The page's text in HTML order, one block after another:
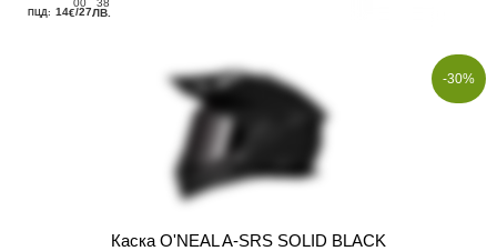
14
00
€/27
38
ЛВ.
-30%
Каска O'NEAL A-SRS SOLID BLACK